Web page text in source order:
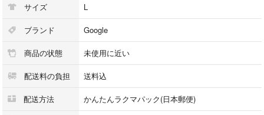
サイズ L
ブランド Google
商品の状態 未使用に近い
配送料の負担 送料込
配送方法 かんたんラクマパック(日本郵便)